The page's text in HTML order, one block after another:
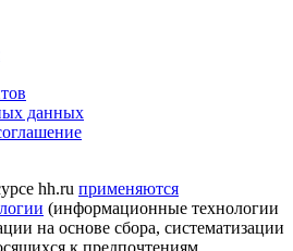
данных
hh.ru применяются
(информационные технологии
на основе сбора, систематизации